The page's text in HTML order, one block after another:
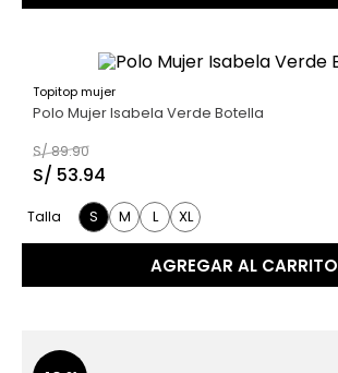
40 %
Topitop mujer
Polo Mujer Isabela Verde Botella
S/89.90
S/ 53.94
Talla S M L XL
AGREGAR AL CARRITO